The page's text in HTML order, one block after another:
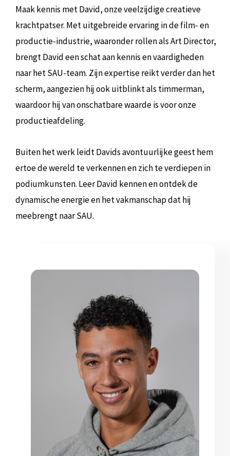
Maak kennis met David, onze veelzijdige creatieve
krachtpatser. Met uitgebreide ervaring in de film- en
productie-industrie, waaronder rollen als Art Director,
brengt David een schat aan kennis en vaardigheden
naar het SAU-team. Zijn expertise reikt verder dan het
scherm, aangezien hij ook uitblinkt als timmerman,
waardoor hij van onschatbare waarde is voor onze
productieafdeling.
Buiten het werk leidt Davids avontuurlijke geest hem
ertoe de wereld te verkennen en zich te verdiepen in
podiumkunsten. Leer David kennen en ontdek de
dynamische energie en het vakmanschap dat hij
meebrengt naar SAU.